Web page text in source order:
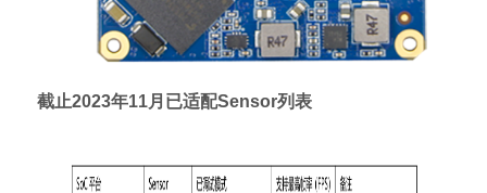
截止2023年11月已适配Sensor列表